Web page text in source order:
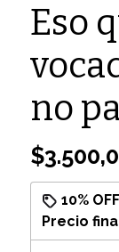
Eso
no
10% OFF
Precio